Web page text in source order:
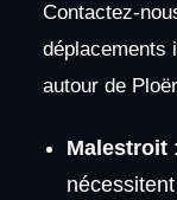
Contactez-
déplacements
autour de
Malestroit